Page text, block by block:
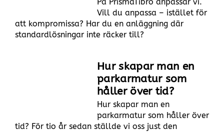
Vill du anpassa – istället för
att kompromissa? Har du en anläggning där
standardlösningar inte räcker till?
Hur skapar man en
parkarmatur som
håller över tid?
Hur skapar man en
parkarmatur som håller över
tid? För tio år sedan ställde vi oss just den